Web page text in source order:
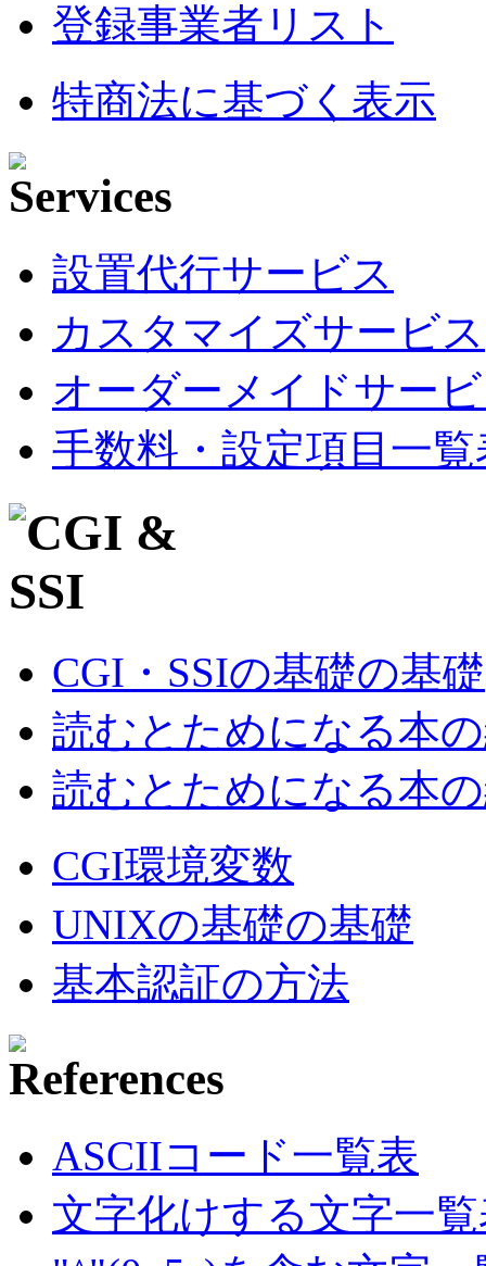
登録事業者リスト
特商法に基づく表示
設置代行サービス
カスタマイズサービス
オーダーメイドサー
手数料・設定項目一覧
CGI・SSIの基礎の基礎
読むとためになる本
読むとためになる本
CGI環境変数
UNIXの基礎の基礎
基本認証の方法
ASCIIコード一覧表
文字化けする文字一